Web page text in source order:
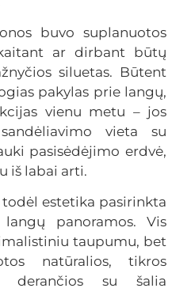
buvo suplanuotos
ar dirbant būtų
siluetas. Būtent
pakylas prie langų,
vienu metu – jos
vieta su
pasisėdėjimo erdvė,
iš labai arti.
estetika pasirinkta
langų panoramos. Vis
taupumu, bet
natūralios, tikros
derančios su šalia